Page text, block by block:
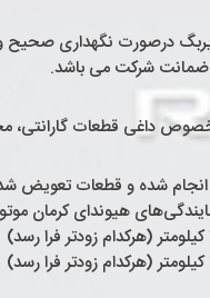
ضمانت شرکت می باشد.
انجام شده و قطعات تعویض
هیوندای کرمان